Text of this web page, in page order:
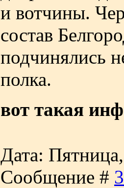
и вотчины.
состав
подчинялись
полка.
вот такая
Дата:
Сообщение #